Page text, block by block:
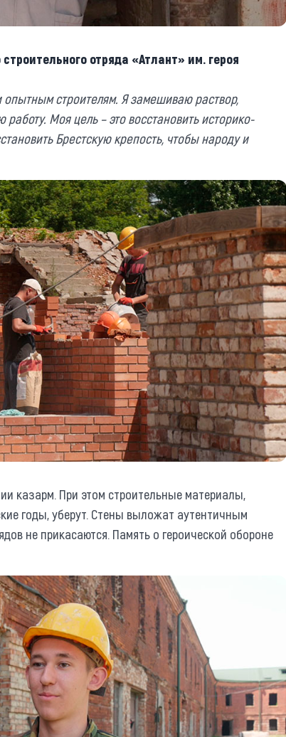
отряда «Атлант» им. героя
строителям. Я замешиваю раствор,
Моя цель – это восстановить историко-
Брестскую крепость, чтобы народу и
казарм. При этом строительные материалы,
годы, уберут. Стены выложат аутентичным
не прикасаются. Память о героической обороне